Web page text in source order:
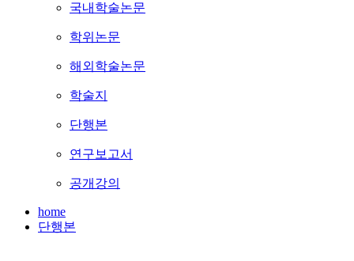
국내학술논문
학위논문
해외학술논문
학술지
단행본
연구보고서
공개강의
home
단행본